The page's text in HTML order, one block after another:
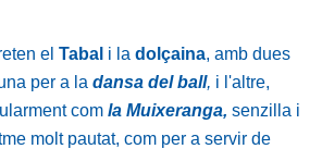
el Tabal i la dolçaina, amb dues
per a la dansa del ball, i l'altre,
com la Muixeranga, senzilla i
molt pautat, com per a servir de